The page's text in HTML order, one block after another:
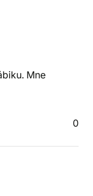
Mne
0